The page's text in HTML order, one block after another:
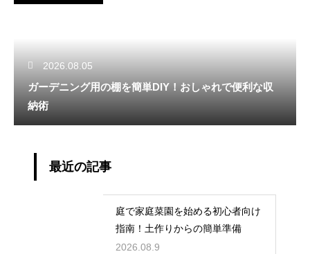
2026.08.05
ガーデニング用の棚を簡単DIY！おしゃれで便利な収
納術
最近の記事
庭で家庭菜園を始める初心者向け
指南！土作りからの簡単準備
2026.08.9